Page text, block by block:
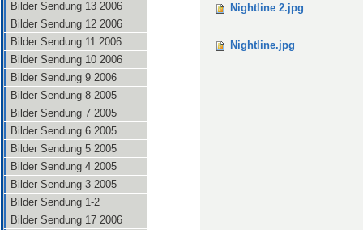
Bilder Sendung 13 2006
Bilder Sendung 12 2006
Bilder Sendung 11 2006
Bilder Sendung 10 2006
Bilder Sendung 9 2006
Bilder Sendung 8 2005
Bilder Sendung 7 2005
Bilder Sendung 6 2005
Bilder Sendung 5 2005
Bilder Sendung 4 2005
Bilder Sendung 3 2005
Bilder Sendung 1-2
Bilder Sendung 17 2006
Nightline 2.jpg
Nightline.jpg